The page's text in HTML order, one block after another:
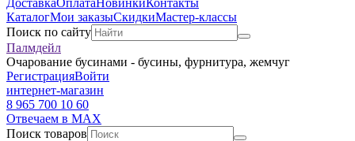
ДоставкаОплатаНовинкиКонтакты
КаталогМои заказыСкидкиМастер-классы
Поиск по сайту
Палмдейл
Очарование бусинами - бусины, фурнитура, жемчуг
РегистрацияВойти
интернет-магазин
8 965 700 10 60
Отвечаем в MAX
Поиск товаров